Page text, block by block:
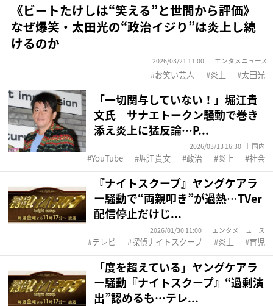
《ビートたけしは“笑える”と世間から評価》
なぜ爆笑・太田光の“政治イジり”は炎上し続
けるのか
2026/03/21 11:00 エンタメニュース
お笑い芸人 炎上 太田光
「一切関与していない！」堀江貴
文氏 サナエトークン騒動で巻き
添え炎上に猛反論…P...
2026/03/13 16:30 国内
YouTube 堀江貴文 政治 炎上 社会
『ナイトスクープ』ヤングケアラ
ー騒動で“両親叩き”が過熱…TVer
配信停止だけじ...
2026/01/30 11:00 エンタメニュース
テレビ 探偵ナイトスクープ 炎上 育児
「度を超えている」ヤングケアラ
ー騒動『ナイトスクープ』“過剰演
出”認めるも…テレ...